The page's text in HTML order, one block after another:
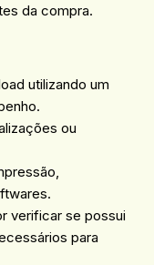
da compra.
utilizando um
ou
verificar se possui
para